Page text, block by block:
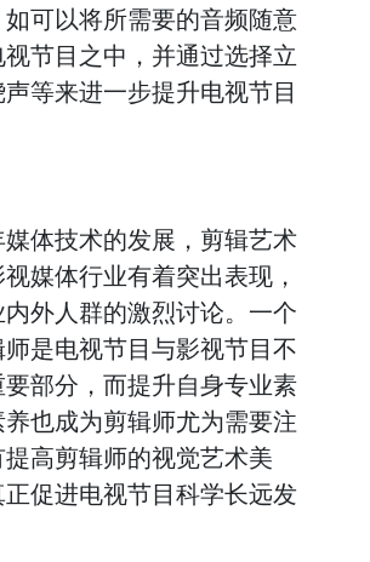
可以将所需要的音频随意
节目之中，并通过选择立
等来进一步提升电视节目
体技术的发展，剪辑艺术
媒体行业有着突出表现，
外人群的激烈讨论。一个
是电视节目与影视节目不
部分，而提升自身专业素
也成为剪辑师尤为需要注
高剪辑师的视觉艺术美
促进电视节目科学长远发